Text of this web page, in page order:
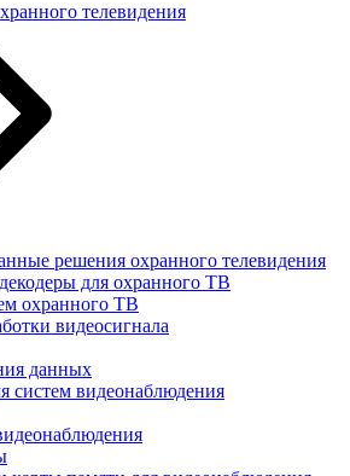
телевидения
решения охранного телевидения
для охранного ТВ
охранного ТВ
видеосигнала
данных
систем видеонаблюдения